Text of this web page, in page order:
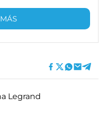
Legrand